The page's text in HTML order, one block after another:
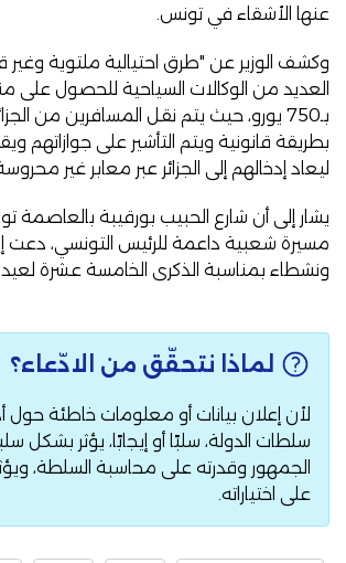
عنها الأشقاء في تونس.
وكشف الوزير عن "طرق احتيالية ملتوية وغير
العديد من الوكالات السياحية للحصول على
بـ750 يورو، حيث يتم نقل المسافرين من
بطريقة قانونية ويتم التأشير على جوازاتهم
ليعاد إدخالهم إلى الجزائر عبر معابر غير
يشار إلى أن شارع الحبيب بورقيبة بالعاصمة
مسيرة شعبية داعمة للرئيس التونسي، دعت
ونشطاء بمناسبة الذكرى الخامسة عشرة لعيد
لماذا نتحقّق من الادّعاء؟
لأن إعلان بيانات أو معلومات خاطئة حول
سلطات الدولة، سلبًا أو إيجابًا، يؤثر بشكل
الجمهور وقدرته على محاسبة السلطة،
على اختياراته.